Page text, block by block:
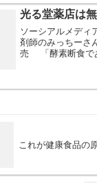
メ価格下げて国産
う趣旨なんだけど
光る堂薬店は
ソーシアルメディ
剤師のみっちーさ
売 「酵素断食で
これが健康食品の